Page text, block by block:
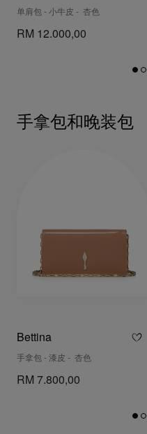
单肩包 - 小牛皮 - 杏色
RM 12.000,00
手拿包和晚装包
Bettina
手拿包 - 漆皮 - 杏色
RM 7.800,00